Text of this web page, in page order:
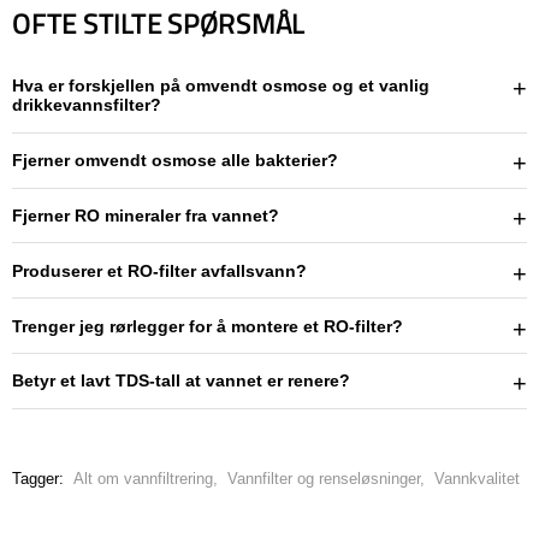
OFTE STILTE SPØRSMÅL
Hva er forskjellen på omvendt osmose og et vanlig
drikkevannsfilter?
Fjerner omvendt osmose alle bakterier?
Fjerner RO mineraler fra vannet?
Produserer et RO-filter avfallsvann?
Trenger jeg rørlegger for å montere et RO-filter?
Betyr et lavt TDS-tall at vannet er renere?
Tagger: Alt om vannfiltrering Vannfilter og renseløsninger, Vannkvalitet